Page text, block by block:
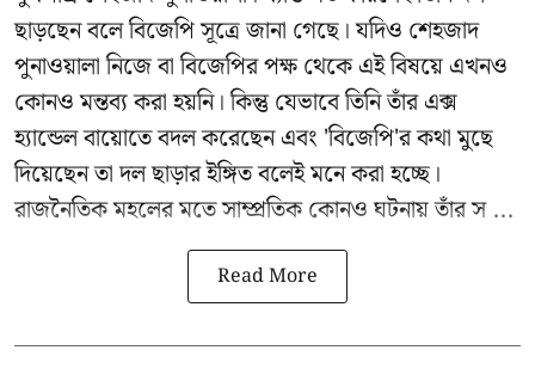
ছাড়ছেন বলে বিজেপি সূত্রে জানা গেছে। যদিও শেহজাদ
পুনাওয়ালা নিজে বা বিজেপির পক্ষ থেকে এই বিষয়ে এখনও
কোনও মন্তব্য করা হয়নি। কিন্তু যেভাবে তিনি তাঁর এক্স
হ্যান্ডেল বায়োতে বদল করেছেন এবং 'বিজেপি'র কথা মুছে
দিয়েছেন তা দল ছাড়ার ইঙ্গিত বলেই মনে করা হচ্ছে।
রাজনৈতিক মহলের মতে সাম্প্রতিক কোনও ঘটনায় তাঁর স ...
Read More